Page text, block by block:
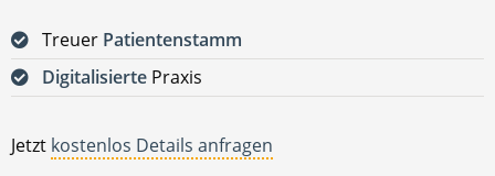
Treuer Patientenstamm
Digitalisierte Praxis
Jetzt kostenlos Details anfragen